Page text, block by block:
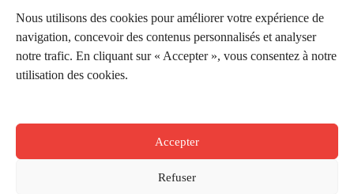
Nous utilisons des cookies pour améliorer votre expérience de
navigation, concevoir des contenus personnalisés et analyser
notre trafic. En cliquant sur « Accepter », vous consentez à notre
utilisation des cookies.
Accepter
Refuser
Réductions de la Carte Côté Courrier
Application